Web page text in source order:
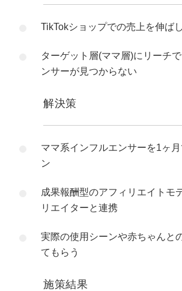
TikTokショップでの売上を伸ば
ターゲット層(ママ層)にリーチ
ンサーが見つからない
解決策
ママ系インフルエンサーを1ヶ
ン
成果報酬型のアフィリエイトモ
リエイターと連携
実際の使用シーンや赤ちゃんと
てもらう
施策結果